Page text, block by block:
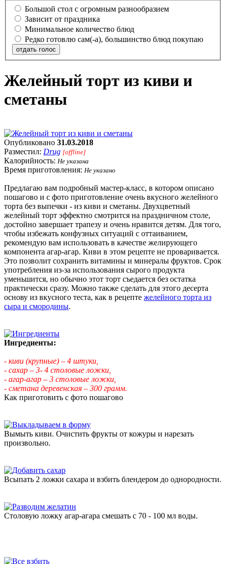
Большой стол с огромным разнообразием
Зависит от праздника
Минимальное количество блюд
Редко готовлю сам(-а), большинство блюд покупаю
отдать голос
Желейный торт из киви и
сметаны
Опубликовано 31.03.2018
Разместил: Drug [offline]
Калорийность: Не указана
Время приготовления: Не указано
Предлагаю вам подробный мастер-класс, в котором описано
пошагово и с фото приготовление очень вкусного желейного
торта без выпечки - из киви и сметаны. Двухцветный
желейный торт эффектно смотрится на праздничном столе,
достойно завершает трапезу и очень нравится детям. Для того,
чтобы избежать конфузных ситуаций с оттаиванием,
рекомендую вам использовать в качестве желирующего
компонента агар-агар. Киви в этом рецепте не проваривается.
Это позволит сохранить витамины и минералы фруктов. Срок
употребления из-за использования сырого продукта
уменьшится, но обычно этот торт съедается без остатка
практически сразу. Можно также сделать для этого десерта
основу из вкусного теста, как в рецепте желейного торта из
сыра и смородины.
Ингредиенты:
- киви (крупные) – 4 штуки,
- сахар – 3- 4 столовые ложки,
- агар-агар – 3 столовые ложки,
- сметана деревенская – 300 грамм.
Как приготовить с фото пошагово
Вымыть киви. Очистить фрукты от кожуры и нарезать
произвольно.
Всыпать 2 ложки сахара и взбить блендером до однородности.
Столовую ложку агар-агара смешать с 70 - 100 мл воды.